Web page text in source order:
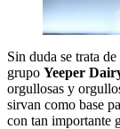
Sin duda se trata
grupo Yeeper
orgullosas y
sirvan como base
con tan importante